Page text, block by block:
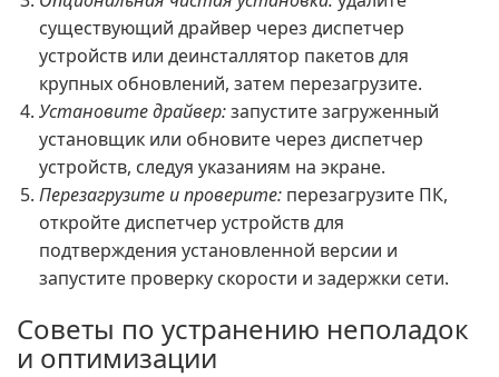
существующий драйвер через диспетчер
устройств или деинсталлятор пакетов для
крупных обновлений, затем перезагрузите.
Установите драйвер:запустите загруженный
установщик или обновите через диспетчер
устройств, следуя указаниям на экране.
Перезагрузите и проверите: перезагрузите ПК,
откройте диспетчер устройств для
подтверждения установленной версии и
запустите проверку скорости и задержки сети.
Советы по устранению неполадок
и оптимизации